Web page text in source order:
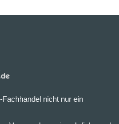
nicht nur ein